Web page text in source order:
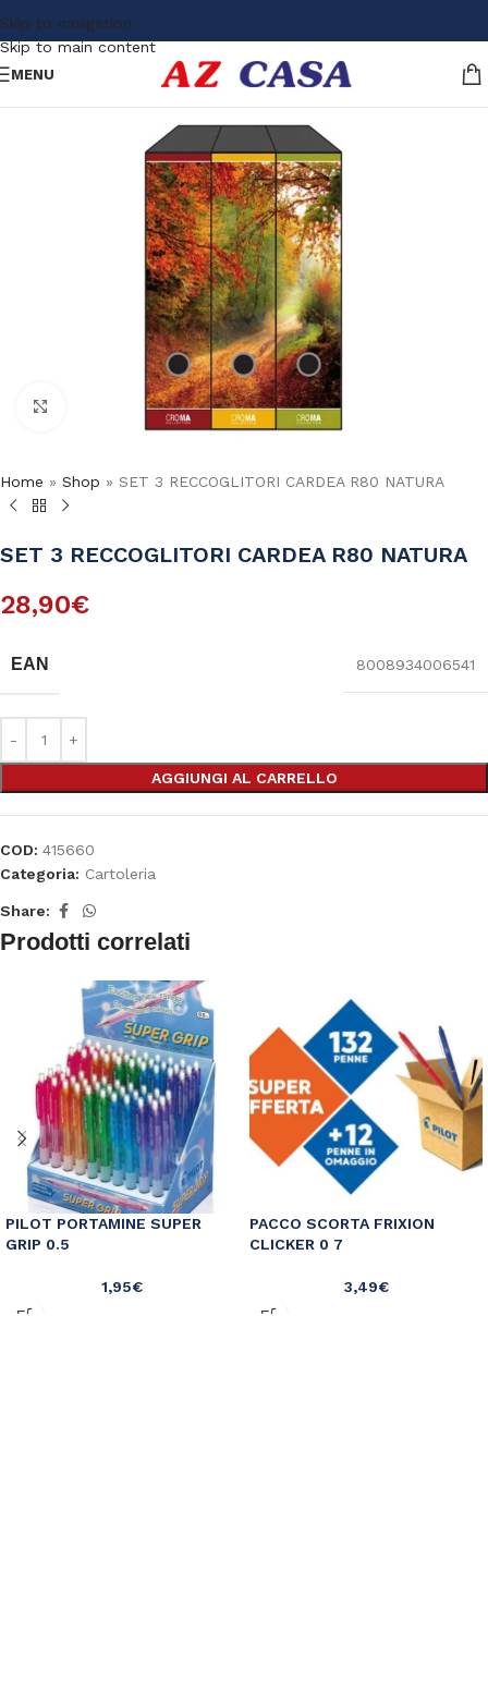
Skip to navigation
Skip to main content
MENU
Click to enlarge
Home » Shop » SET 3 RECCOGLITORI CARDEA R80 NATURA
SET 3 RECCOGLITORI CARDEA R80 NATURA
28,90€
EAN 8008934006541
AGGIUNGI AL CARRELLO
COD: 415660
Categoria: Cartoleria
Share:
Prodotti correlati
PILOT PORTAMINE SUPER
GRIP 0.5
1,95€
PACCO SCORTA FRIXION
CLICKER 0 7
3,49€